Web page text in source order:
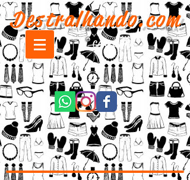
Destralhando.com
CARRINHO: